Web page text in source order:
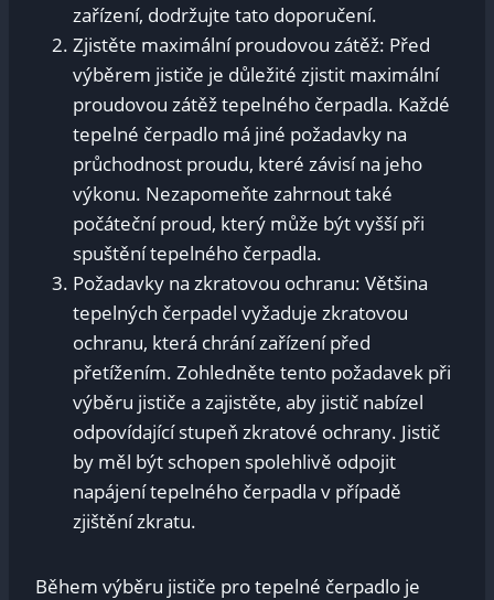
zařízení, dodržujte⁤ tato doporučení.
Zjistěte maximální proudovou zátěž: Před‍
výběrem​ jističe je důležité zjistit​ maximální‌
proudovou zátěž tepelného ⁣čerpadla. Každé
tepelné čerpadlo‌ má​ jiné požadavky ⁤na​
průchodnost proudu, které závisí na jeho
výkonu.‍ Nezapomeňte zahrnout také⁣
počáteční proud,​ který ⁣může být vyšší při
‌spuštění ⁢tepelného čerpadla.
Požadavky na zkratovou ochranu: Většina
tepelných čerpadel vyžaduje zkratovou
ochranu, která chrání zařízení před
přetížením. ⁤Zohledněte tento požadavek při
výběru jističe a zajistěte, aby jistič ⁤nabízel
odpovídající stupeň zkratové ochrany. Jistič
by měl ​být schopen spolehlivě⁢ odpojit⁣
napájení tepelného čerpadla v případě
zjištění zkratu.
Během výběru jističe pro tepelné čerpadlo je